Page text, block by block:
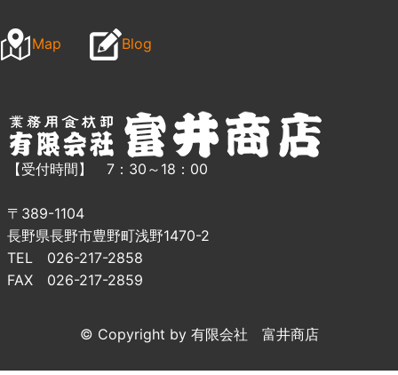
Map Blog
【受付時間】 7：30～18：00
〒389-1104
長野県長野市豊野町浅野1470-2
TEL 026-217-2858
FAX 026-217-2859
© Copyright by 有限会社 富井商店